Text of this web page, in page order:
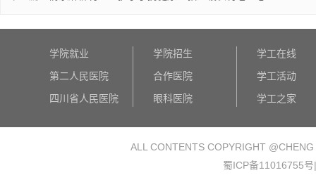
学院就业
第二人民医院
四川省人民医院
学院招生
合作医院
眼科医院
学工在线
学工活动
学工之家
ALL CONTENTS COPYRIGHT @
蜀ICP备11016755